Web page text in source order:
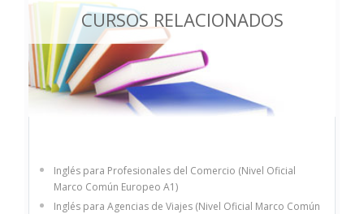
CURSOS RELACIONADOS
Inglés para Profesionales del Comercio (Nivel Oficial
Marco Común Europeo A1)
Inglés para Agencias de Viajes (Nivel Oficial Marco Común